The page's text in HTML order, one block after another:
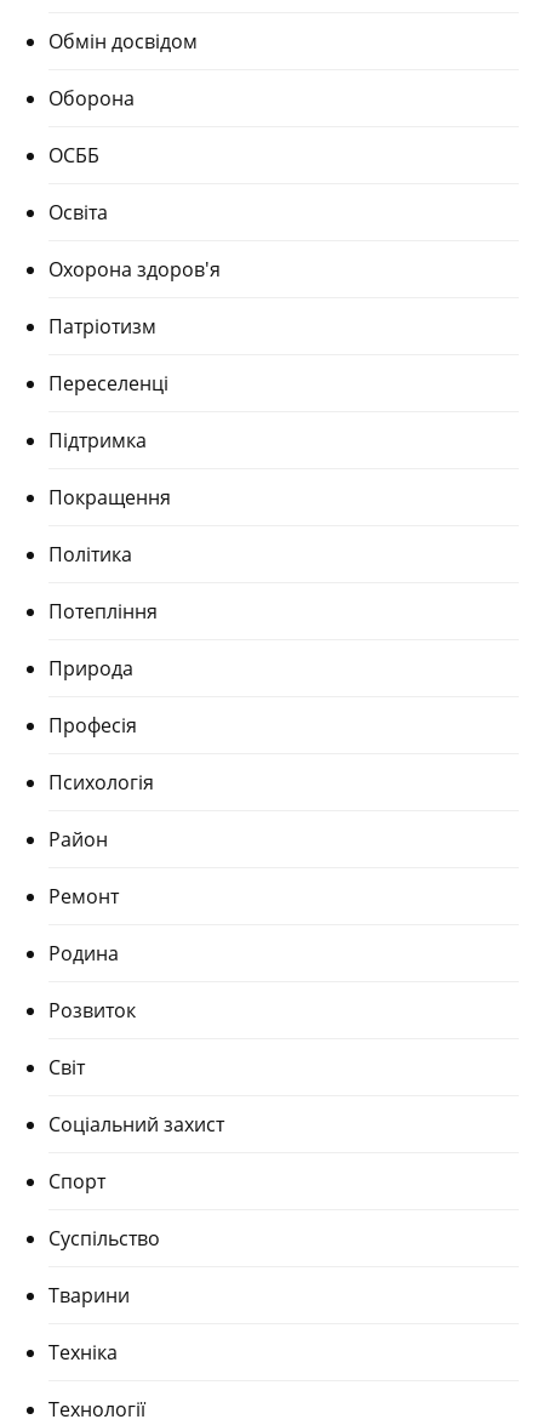
Обмін досвідом
Оборона
ОСББ
Освіта
Охорона здоров'я
Патріотизм
Переселенці
Підтримка
Покращення
Політика
Потепління
Природа
Професія
Психологія
Район
Ремонт
Родина
Розвиток
Світ
Соціальний захист
Спорт
Суспільство
Тварини
Техніка
Технології